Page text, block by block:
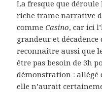
La fresque que déroule
riche trame narrative
commeCasino, car ici
grandeur et
reconnaître aussi que
être pas besoin de 3h
démonstration : allégé
elle n’aurait